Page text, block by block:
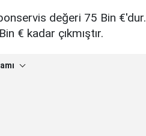
değeri 75 Bin €'dur.
€ kadar çıkmıştır.